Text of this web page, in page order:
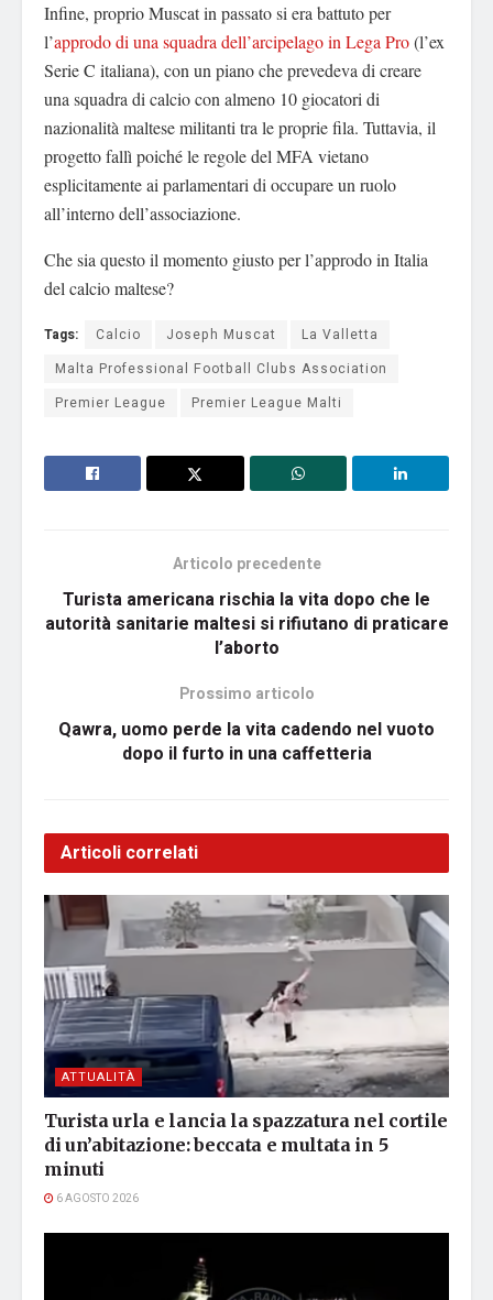
Infine, proprio Muscat in passato si era battuto per
l’approdo di una squadra dell’arcipelago in Lega Pro(l’ex
Serie C italiana), con un piano che prevedeva di creare
una squadra di calcio con almeno 10 giocatori di
nazionalità maltese militanti tra le proprie fila. Tuttavia, il
progetto fallì poiché le regole del MFA vietano
esplicitamente ai parlamentari di occupare un ruolo
all’interno dell’associazione.
Che sia questo il momento giusto per l’approdo in Italia
del calcio maltese?
Tags: Calcio Joseph Muscat
La Valletta
Malta Professional Football Clubs Association
Premier League
Premier League Malti
Articolo precedente
Turista americana rischia la vita dopo che le
autorità sanitarie maltesi si rifiutano di praticare
l’aborto
Prossimo articolo
Qawra, uomo perde la vita cadendo nel vuoto
dopo il furto in una caffetteria
Articoli correlati
ATTUALITÀ
Turista urla e lancia la spazzatura nel cortile
di un’abitazione: beccata e multata in 5
minuti
6 AGOSTO 2026